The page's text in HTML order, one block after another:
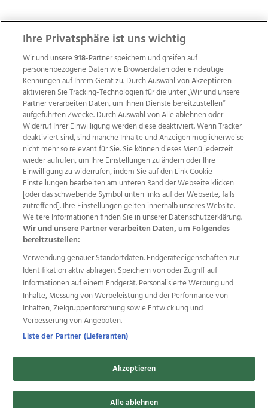
ZUR NACHRICHTENÜBERSICHT
Wir über uns Mediadaten Kontakt
Jobs
Datenschutz
Impressum
AGB Anzeigekunden
AGB Website
Ehrenkodex Politische Werbung
Weitere Angebote des Medienhauses Wimmer
TV1 di-mog-i.at OÖNow
Ischler Woche
Life Radio
OÖNachrichten
OÖN Immobilien
OÖN Karriere
OÖN Reise
Promenaden Galerien
Regionaljobs
wasistlos.at
Copyrights © 2026 Tips Zeitungs GmbH & Co KG
developed by11x11.net
Ihre Privatsphäre ist uns wichtig
Wir und unsere918-Partner speichern und greifen auf
personenbezogene Daten wie Browserdaten oder eindeutige
Kennungen auf Ihrem Gerät zu. Durch Auswahl von Akzeptieren
aktivieren Sie Tracking-Technologien für die unter „Wir und unsere
Partner verarbeiten Daten, um Ihnen Dienste bereitzustellen“
aufgeführten Zwecke. Durch Auswahl von Alle ablehnen oder
Widerruf Ihrer Einwilligung werden diese deaktiviert. Wenn Tracker
deaktiviert sind, sind manche Inhalte und Anzeigen möglicherweise
nicht mehr so relevant für Sie. Sie können dieses Menü jederzeit
wieder aufrufen, um Ihre Einstellungen zu ändern oder Ihre
Einwilligung zu widerrufen, indem Sie auf den Link Cookie
Einstellungen bearbeiten am unteren Rand der Webseite klicken
[oder das schwebende Symbol unten links auf der Webseite, falls
zutreffend]. Ihre Einstellungen gelten innerhalb unseres Website.
Weitere Informationen finden Sie in unserer Datenschutzerklärung.
Wir und unsere Partner verarbeiten Daten, um Folgendes
bereitzustellen:
Verwendung genauer Standortdaten. Endgeräteeigenschaften zur
Identifikation aktiv abfragen. Speichern von oder Zugriff auf
Informationen auf einem Endgerät. Personalisierte Werbung und
Inhalte, Messung von Werbeleistung und der Performance von
Inhalten, Zielgruppenforschung sowie Entwicklung und
Verbesserung von Angeboten.
Liste der Partner (Lieferanten)
Akzeptieren
Alle ablehnen